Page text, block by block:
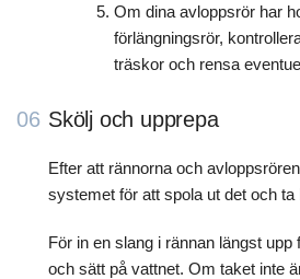
Om dina avloppsrör har
förlängningsrör,
träskor och rensa
06 Skölj och upprepa
Efter att rännorna och
systemet för att spola ut det och
För in en slang i rännan längst upp
och sätt på vattnet. Om taket inte